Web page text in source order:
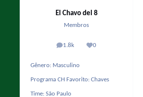
El Chavo del 8
Membros
1.8k
posts 0
Reputação
Gênero: Masculino
Programa CH Favorito: Chaves
Time: São Paulo